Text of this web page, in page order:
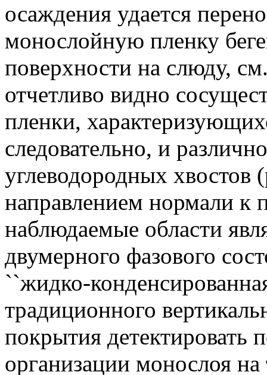
осаждения удается
монослойную пленку
поверхности на слюду,
отчетливо видно
пленки,
следовательно, и
углеводородных хвостов
направлением нормали к
наблюдаемые области
двумерного фазового
``жидко-
традиционного
покрытия детектировать
организации монослоя